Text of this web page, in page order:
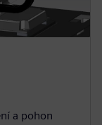
a pohon